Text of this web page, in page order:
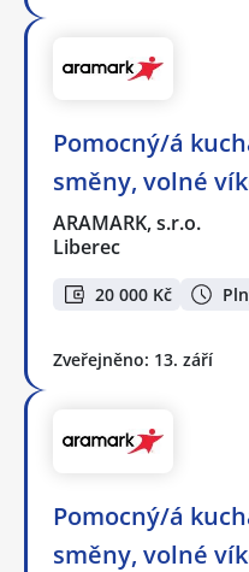
Pomocný/á
směny, volné
ARAMARK, s.r.o.
Liberec
20 000 Kč
Zveřejněno: 13. září
Pomocný/á
směny, volné